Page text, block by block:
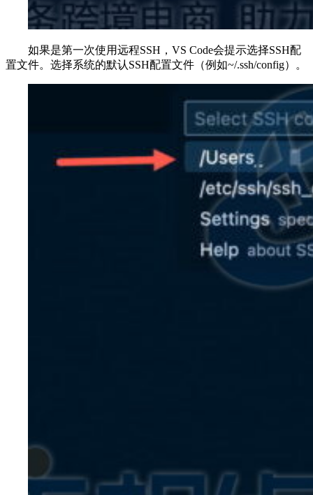
如果是第一次使用远程SSH，VS Code会提示选择SSH配
置文件。选择系统的默认SSH配置文件（例如~/.ssh/config）。